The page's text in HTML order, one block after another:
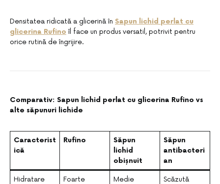
Densitatea ridicată a glicerină în Sapun lichid perlat cu
glicerina Rufino îl face un produs versatil, potrivit pentru
orice rutină de îngrijire.
Comparativ: Sapun lichid perlat cu glicerina Rufino vs
alte săpunuri lichide
Caracterist
ică
Rufino
Săpun
lichid
obișnuit
Săpun
antibacteri
an
Hidratare
Foarte
Medie Scăzută